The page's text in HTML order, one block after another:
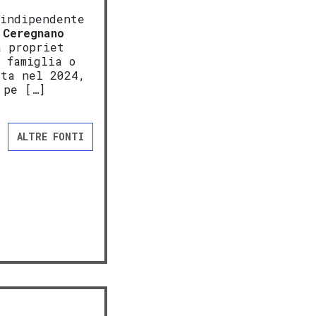
indipendente
Ceregnano
propriet
o
nel 2024,
[…]
ALTRE FONTI